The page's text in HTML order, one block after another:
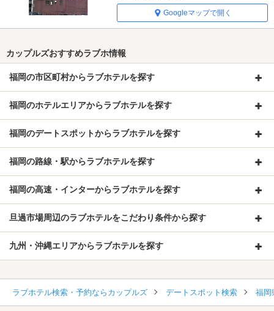
Googleマップで開く
カップルズおすすめラブホ情報
福岡の市区町村からラブホテルを探す
福岡のホテルエリアからラブホテルを探す
福岡のデートスポットからラブホテルを探す
福岡の路線・駅からラブホテルを探す
福岡の高速・インターからラブホテルを探す
旦過市場周辺のラブホテルをこだわり条件から探す
九州・沖縄エリアからラブホテルを探す
ラブホテル検索・予約ならカップルズ デートスポット検索 福岡